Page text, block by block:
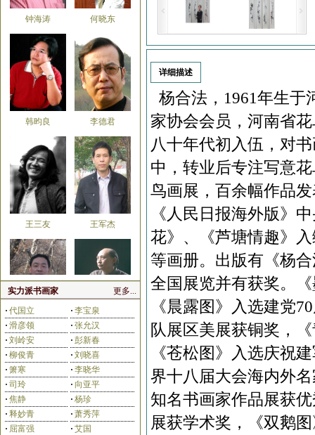
钟海涛 何晓东
韩昀良 李德君
王三友 王军杰
田占峰 王长水
刘艳会
更多...
实力派书画家
· 代国立 · 李宝泉
· 滑彦领 · 张允汉
· 刘岭安 · 彭新春
· 柳俊青 · 刘晓喜
· 箫寒 · 李晓华
· 司玲 · 向亚平
· 焦静 · 杨珍
· 释妙青 · 萧秀萍
· 屈富强 · 艾国
详细描述
杨合法，1961年生于
家协会会员，河南省
八十年代初入伍，对
中，转业后专注写意
鸟画展，百余幅作品
《人民日报海外版》
花》、《芦塘情趣》
等画册。出版有《杨
全国展览并有获奖。
《晨露图》入选建党
队展区美展获铜奖，
《苍松图》入选庆祝
界十八届大会海内外
知名书画家作品展获
展获学术奖，《双鹅